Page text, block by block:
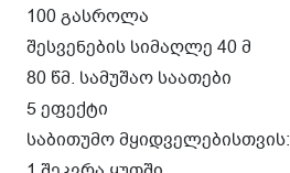
100 გასროლა
შესვენების სიმაღლე 40 მ
80 წმ. სამუშაო საათები
5 ეფექტი
საბითუმო მყიდველებისთვის: